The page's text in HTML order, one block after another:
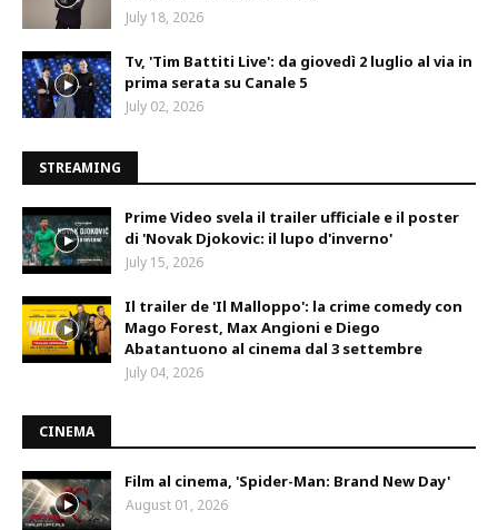
July 18, 2026
Tv, 'Tim Battiti Live': da giovedì 2 luglio al via in
prima serata su Canale 5
July 02, 2026
STREAMING
Prime Video svela il trailer ufficiale e il poster
di 'Novak Djokovic: il lupo d'inverno'
July 15, 2026
Il trailer de 'Il Malloppo': la crime comedy con
Mago Forest, Max Angioni e Diego
Abatantuono al cinema dal 3 settembre
July 04, 2026
CINEMA
Film al cinema, 'Spider-Man: Brand New Day'
August 01, 2026